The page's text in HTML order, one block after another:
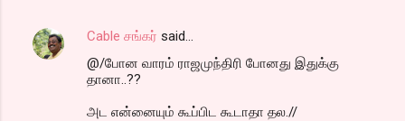
Cable சங்கர் said…
@/போன வாரம் ராஜமுந்திரி போனது இதுக்கு
தானா..??
அட என்னையும் கூப்பிட கூடாதா தல.//